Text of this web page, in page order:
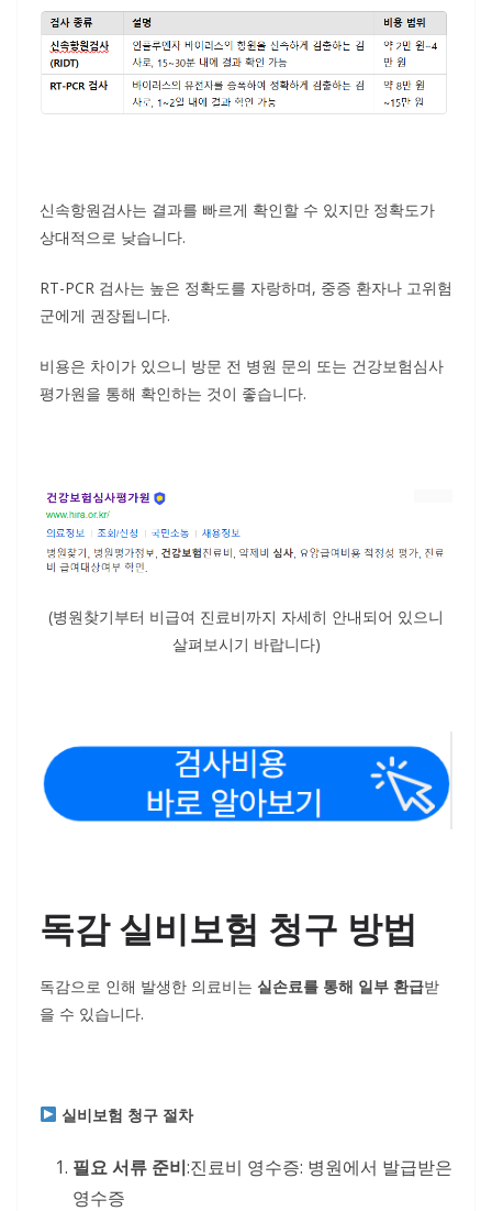
신속항원검사는 결과를 빠르게 확인할 수 있지만 정확도가
상대적으로 낮습니다.
RT-PCR 검사는 높은 정확도를 자랑하며, 중증 환자나 고위험
군에게 권장됩니다.
비용은 차이가 있으니 방문 전 병원 문의 또는 건강보험심사
평가원을 통해 확인하는 것이 좋습니다.
(병원찾기부터 비급여 진료비까지 자세히 안내되어 있으니
살펴보시기 바랍니다)
독감 실비보험 청구 방법
독감으로 인해 발생한 의료비는 실손료를 통해 일부 환급받
을 수 있습니다.
실비보험 청구 절차
필요 서류 준비:진료비 영수증: 병원에서 발급받은
영수증